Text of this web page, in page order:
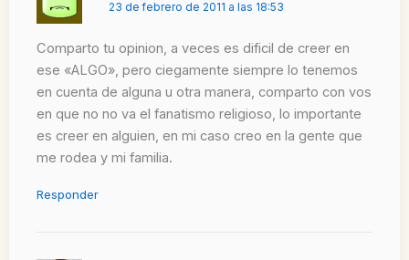
23 de febrero de 2011 a las 18:53
Comparto tu opinion, a veces es dificil de creer en
ese «ALGO», pero ciegamente siempre lo tenemos
en cuenta de alguna u otra manera, comparto con vos
en que no no va el fanatismo religioso, lo importante
es creer en alguien, en mi caso creo en la gente que
me rodea y mi familia.
Responder